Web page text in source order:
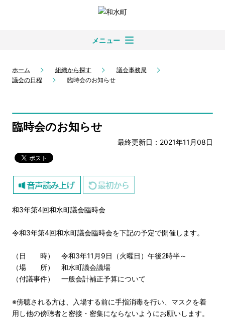
メニュー
ホーム 組織から探す
議会事務局
議会の日程
臨時会のお知らせ
臨時会のお知らせ
最終更新日：2021年11月08日
和3年第4回和水町議会臨時会
令和3年第4回和水町議会臨時会を下記の予定で開催します。
（日 時） 令和3年11月9日（火曜日）午後2時半～
（場 所） 和水町議会議場
（付議事件） 一般会計補正予算について
※傍聴される方は、入場する前に手指消毒を行い、マスクを着
用し他の傍聴者と密接・密集にならないようにお願いします。